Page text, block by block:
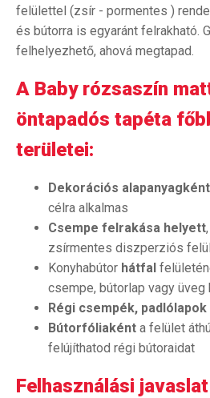
felülettel (zsír - pormentes )
és bútorra is egyaránt felrakható.
felhelyezhető, ahová megtapad.
A Baby rózsaszín
öntapadós tapéta
területei:
Dekorációs alapanyagként
célra alkalmas
Csempe felrakása helyett
zsírmentes diszperziós
Konyhabútor hátfal
csempe, bútorlap vagy üveg
Régi csempék,
Bútorfóliaként a felület
felújíthatod régi bútoraidat
Felhasználási